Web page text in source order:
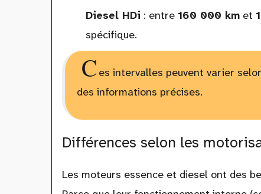
Diesel HDi : entre 160 000 kmet
spécifique.
C es intervalles peuvent varier
des informations précises.
Différences selon les
Les moteurs essence et diesel ont des